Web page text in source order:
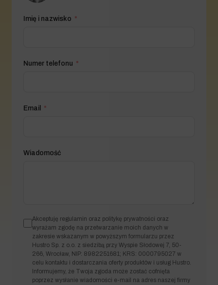
Imię i nazwisko
Numer telefonu
Email
Wiadomość
Akceptuję regulamin oraz politykę prywatności oraz
wyrażam zgodę na przetwarzanie moich danych w
zakresie wskazanym w powyższym formularzu przez
Hustro Sp. z o.o. z siedzibą przy Wyspie Słodowej 7, 50-
266, Wrocław, NIP: 8982251681; KRS: 0000795027 w
celu kontaktu i dostarczania oferty produktów i usług Hustro.
Informujemy, że Twoja zgoda może zostać cofnięta
poprzez wysłanie wiadomości e-mail na adres naszej firmy